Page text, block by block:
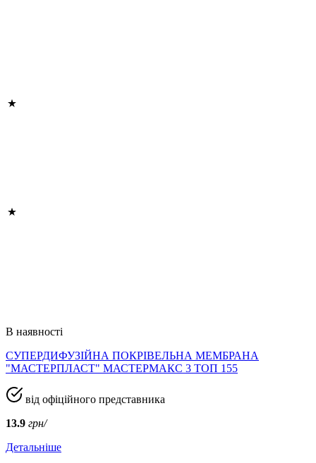
В наявності
СУПЕРДИФУЗІЙНА ПОКРІВЕЛЬНА МЕМБРАНА
"МАСТЕРПЛАСТ" МАСТЕРМАКС 3 ТОП 155
від офіційного представника
13.9 грн/
Детальніше